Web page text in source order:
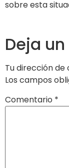
sobre esta
Deja
Tu dirección
Los campos
Comentario *